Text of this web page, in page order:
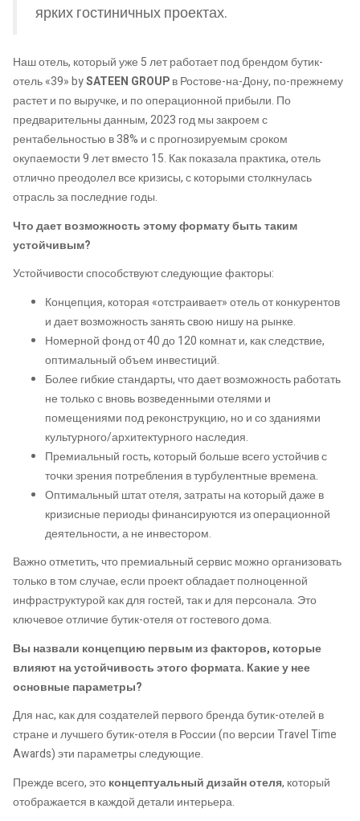
ярких гостиничных проектах.
Наш отель, который уже 5 лет работает под брендом бутик-
отель «39» bySATEEN GROUPв Ростове-на-Дону, по-прежнему
растет и по выручке, и по операционной прибыли. По
предварительны данным, 2023 год мы закроем с
рентабельностью в 38% и с прогнозируемым сроком
окупаемости 9 лет вместо 15. Как показала практика, отель
отлично преодолел все кризисы, с которыми столкнулась
отрасль за последние годы.
Что дает возможность этому формату быть таким
устойчивым?
Устойчивости способствуют следующие факторы:
Концепция, которая «отстраивает» отель от конкурентов
и дает возможность занять свою нишу на рынке.
Номерной фонд от 40 до 120 комнат и, как следствие,
оптимальный объем инвестиций.
Более гибкие стандарты, что дает возможность работать
не только с вновь возведенными отелями и
помещениями под реконструкцию, но и со зданиями
культурного/архитектурного наследия.
Премиальный гость, который больше всего устойчив с
точки зрения потребления в турбулентные времена.
Оптимальный штат отеля, затраты на который даже в
кризисные периоды финансируются из операционной
деятельности, а не инвестором.
Важно отметить, что премиальный сервис можно организовать
только в том случае, если проект обладает полноценной
инфраструктурой как для гостей, так и для персонала. Это
ключевое отличие бутик-отеля от гостевого дома.
Вы назвали концепцию первым из факторов, которые
влияют на устойчивость этого формата. Какие у нее
основные параметры?
Для нас, как для создателей первого бренда бутик-отелей в
стране и лучшего бутик-отеля в России (по версии Travel Time
Awards) эти параметры следующие.
Прежде всего, этоконцептуальный дизайн отеля, который
отображается в каждой детали интерьера.